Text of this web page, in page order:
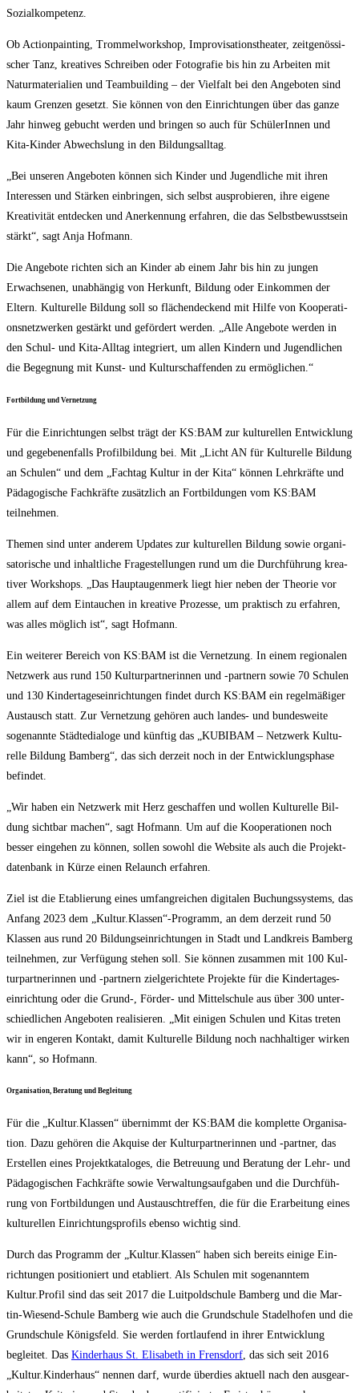
Sozialkompetenz.
Ob Action­pain­ting, Trom­mel­work­shop, Impro­vi­sa­ti­ons­thea­ter, zeit­ge­nös­si­
scher Tanz, krea­ti­ves Schrei­ben oder Foto­gra­fie bis hin zu Arbei­ten mit
Natur­ma­te­ria­li­en und Team­buil­ding – der Viel­falt bei den Ange­bo­ten sind
kaum Gren­zen gesetzt. Sie kön­nen von den Ein­rich­tun­gen über das gan­ze
Jahr hin­weg gebucht wer­den und brin­gen so auch für Schü­le­rIn­nen und
Kita-Kin­der Abwechs­lung in den Bildungsalltag.
„Bei unse­ren Ange­bo­ten kön­nen sich Kin­der und Jugend­li­che mit ihren
Inter­es­sen und Stär­ken ein­brin­gen, sich selbst aus­pro­bie­ren, ihre eige­ne
Krea­ti­vi­tät ent­de­cken und Aner­ken­nung erfah­ren, die das Selbst­be­wusst­sein
stärkt“, sagt Anja Hofmann.
Die Ange­bo­te rich­ten sich an Kin­der ab einem Jahr bis hin zu jun­gen
Erwach­se­nen, unab­hän­gig von Her­kunft, Bil­dung oder Ein­kom­men der
Eltern. Kul­tu­rel­le Bil­dung soll so flä­chen­de­ckend mit Hil­fe von Koope­ra­ti­
ons­netz­wer­ken gestärkt und geför­dert wer­den. „Alle Ange­bo­te wer­den in
den Schul- und Kita-All­tag inte­griert, um allen Kin­dern und Jugend­li­chen
die Begeg­nung mit Kunst- und Kul­tur­schaf­fen­den zu ermöglichen.“
Fort­bil­dung und Vernetzung
Für die Ein­rich­tun­gen selbst trägt der KS:BAM zur kul­tu­rel­len Ent­wick­lung
und gege­be­nen­falls Pro­fil­bil­dung bei. Mit „Licht AN für Kul­tu­rel­le Bil­dung
an Schu­len“ und dem „Fach­tag Kul­tur in der Kita“ kön­nen Lehr­kräf­te und
Päd­ago­gi­sche Fach­kräf­te zusätz­lich an Fort­bil­dun­gen vom KS:BAM
teilnehmen.
The­men sind unter ande­rem Updates zur kul­tu­rel­len Bil­dung sowie orga­ni­
sa­to­ri­sche und inhalt­li­che Fra­ge­stel­lun­gen rund um die Durch­füh­rung krea­
ti­ver Work­shops. „Das Haupt­au­gen­merk liegt hier neben der Theo­rie vor
allem auf dem Ein­tau­chen in krea­ti­ve Pro­zes­se, um prak­tisch zu erfah­ren,
was alles mög­lich ist“, sagt Hofmann.
Ein wei­te­rer Bereich von KS:BAM ist die Ver­net­zung. In einem regio­na­len
Netz­werk aus rund 150 Kul­tur­part­ne­rin­nen und ‑part­nern sowie 70 Schu­len
und 130 Kin­der­ta­ges­ein­rich­tun­gen fin­det durch KS:BAM ein regel­mä­ßi­ger
Aus­tausch statt. Zur Ver­net­zung gehö­ren auch lan­des- und bun­des­wei­te
soge­nann­te Städ­te­dia­lo­ge und künf­tig das „KUBIBAM – Netz­werk Kul­tu­
rel­le Bil­dung Bam­berg“, das sich der­zeit noch in der Ent­wick­lungs­pha­se
befindet.
„Wir haben ein Netz­werk mit Herz geschaf­fen und wol­len Kul­tu­rel­le Bil­
dung sicht­bar machen“, sagt Hof­mann. Um auf die Koope­ra­tio­nen noch
bes­ser ein­ge­hen zu kön­nen, sol­len sowohl die Web­site als auch die Pro­jekt­
da­ten­bank in Kür­ze einen Relaunch erfahren.
Ziel ist die Eta­blie­rung eines umfang­rei­chen digi­ta­len Buchungs­sys­tems, das
Anfang 2023 dem „Kultur.Klassen“-Programm, an dem der­zeit rund 50
Klas­sen aus rund 20 Bil­dungs­ein­rich­tun­gen in Stadt und Land­kreis Bam­berg
teil­neh­men, zur Ver­fü­gung ste­hen soll. Sie kön­nen zusam­men mit 100 Kul­
tur­part­ne­rin­nen und ‑part­nern ziel­ge­rich­te­te Pro­jek­te für die Kin­der­ta­ges­
ein­rich­tung oder die Grund‑, För­der- und Mit­tel­schu­le aus über 300 unter­
schied­li­chen Ange­bo­ten rea­li­sie­ren. „Mit eini­gen Schu­len und Kitas tre­ten
wir in enge­ren Kon­takt, damit Kul­tu­rel­le Bil­dung noch nach­hal­ti­ger wir­ken
kann“, so Hofmann.
Orga­ni­sa­ti­on, Bera­tung und Begleitung
Für die „Kultur.Klassen“ über­nimmt der KS:BAM die kom­plet­te Orga­ni­sa­
ti­on. Dazu gehö­ren die Akqui­se der Kul­tur­part­ne­rin­nen und ‑part­ner, das
Erstel­len eines Pro­jekt­ka­ta­lo­ges, die Betreu­ung und Bera­tung der Lehr- und
Päd­ago­gi­schen Fach­kräf­te sowie Ver­wal­tungs­auf­ga­ben und die Durch­füh­
rung von Fort­bil­dun­gen und Aus­tausch­tref­fen, die für die Erar­bei­tung eines
kul­tu­rel­len Ein­rich­tungs­pro­fils eben­so wich­tig sind.
Durch das Pro­gramm der „Kultur.Klassen“ haben sich bereits eini­ge Ein­
rich­tun­gen posi­tio­niert und eta­bliert. Als Schu­len mit soge­nann­tem
Kultur.Profil sind das seit 2017 die Luit­pold­schu­le Bam­berg und die Mar­
tin-Wie­send-Schu­le Bam­berg wie auch die Grund­schu­le Sta­del­ho­fen und die
Grund­schu­le Königs­feld. Sie wer­den fort­lau­fend in ihrer Ent­wick­lung
beglei­tet. Das Kin­der­haus St. Eli­sa­beth in Frens­dorf, das sich seit 2016
„Kultur.Kinderhaus“ nen­nen darf, wur­de über­dies aktu­ell nach den aus­ge­ar­